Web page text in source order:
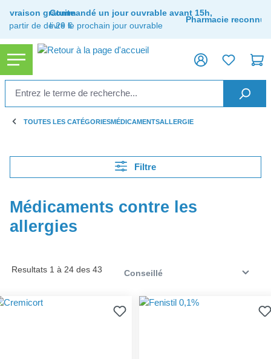
principal
Livraison gratuite
à partir de de 29 €
Commandé un jour ouvrable avant 15h,
livré le prochain jour ouvrable
Pharmacie reconnue
TOUTES LES CATÉGORIESMÉDICAMENTSALLERGIE
Filtre
Médicaments contre les
allergies
Resultats 1 à 24 des 43